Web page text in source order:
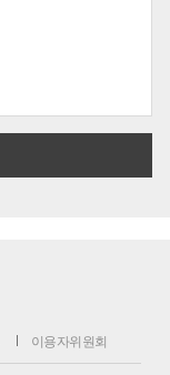
이용자위원회